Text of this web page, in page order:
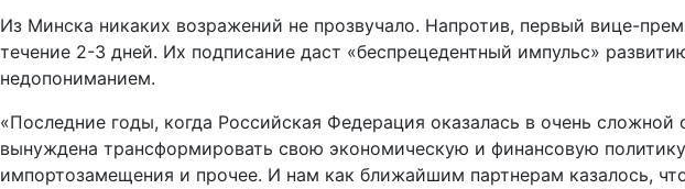
Из Минска никаких возражений не прозвучало. Напротив, первый вице-
течение 2-3 дней. Их подписание даст «беспрецедентный импульс»
недопониманием.
«Последние годы, когда Российская Федерация оказалась в очень
вынуждена трансформировать свою экономическую и финансовую
импортозамещения и прочее. И нам как ближайшим партнерам казалось,